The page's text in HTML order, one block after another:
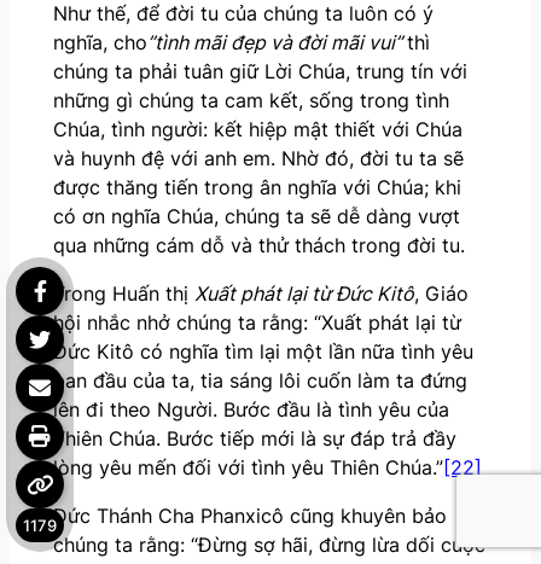
Như thế, để đời tu của chúng ta luôn có ý
nghĩa, cho”tình mãi đẹp và đời mãi vui”thì
chúng ta phải tuân giữ Lời Chúa, trung tín với
những gì chúng ta cam kết, sống trong tình
Chúa, tình người: kết hiệp mật thiết với Chúa
và huynh đệ với anh em. Nhờ đó, đời tu ta sẽ
được thăng tiến trong ân nghĩa với Chúa; khi
có ơn nghĩa Chúa, chúng ta sẽ dễ dàng vượt
qua những cám dỗ và thử thách trong đời tu.
Trong Huấn thị Xuất phát lại từ Đức Kitô, Giáo
hội nhắc nhở chúng ta rằng: “Xuất phát lại từ
Đức Kitô có nghĩa tìm lại một lần nữa tình yêu
ban đầu của ta, tia sáng lôi cuốn làm ta đứng
lên đi theo Người. Bước đầu là tình yêu của
Thiên Chúa. Bước tiếp mới là sự đáp trả đầy
lòng yêu mến đối với tình yêu Thiên Chúa.”[22]
Đức Thánh Cha Phanxicô cũng khuyên bảo
chúng ta rằng: “Đừng sợ hãi, đừng lừa dối cuộc
1179